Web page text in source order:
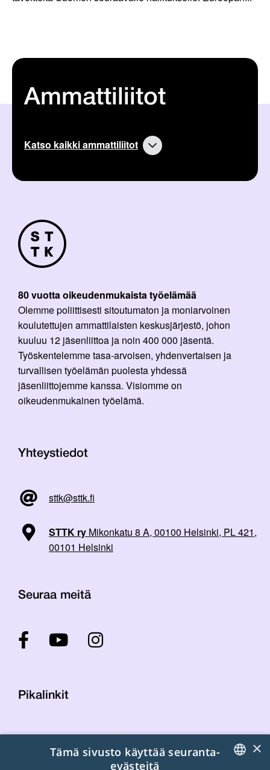
Ammattiliitot
Katso kaikki ammattiliitot
80 vuotta oikeudenmukaista työelämää
Olemme poliittisesti sitoutumaton ja moniarvoinen
koulutettujen ammattilaisten keskusjärjestö, johon
kuuluu 12 jäsenliittoa ja noin 400 000 jäsentä.
Työskentelemme tasa-arvoisen, yhdenvertaisen ja
turvallisen työelämän puolesta yhdessä
jäsenliittojemme kanssa. Visiomme on
oikeudenmukainen työelämä.
Yhteystiedot
sttk@sttk.fi
STTK ry Mikonkatu 8 A, 00100 Helsinki, PL 421,
00101 Helsinki
Seuraa meitä
Pikalinkit
Laskutustiedot
×
Tämä sivusto käyttää seuranta-
evästeitä